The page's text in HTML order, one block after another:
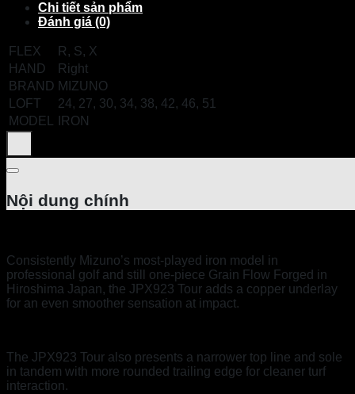
Chi tiết sản phẩm
Đánh giá (0)
FLEX
R, S, X
HAND
Right
BRAND MIZUNO
LOFT
24, 27, 30, 34, 38, 42, 46, 51
MODEL
IRON
Nội dung chính
Consistently Mizuno’s most-played iron model in
professional golf and still one-piece Grain Flow Forged in
Hiroshima Japan, the JPX923 Tour adds a copper underlay
for an even smoother sensation at impact.
The JPX923 Tour also presents a narrower top line and sole
in tandem with more rounded trailing edge for cleaner turf
interaction.